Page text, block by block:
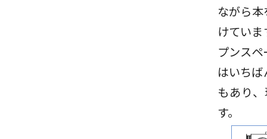
ながら
けてい
プンス
はいち
もあり
す。